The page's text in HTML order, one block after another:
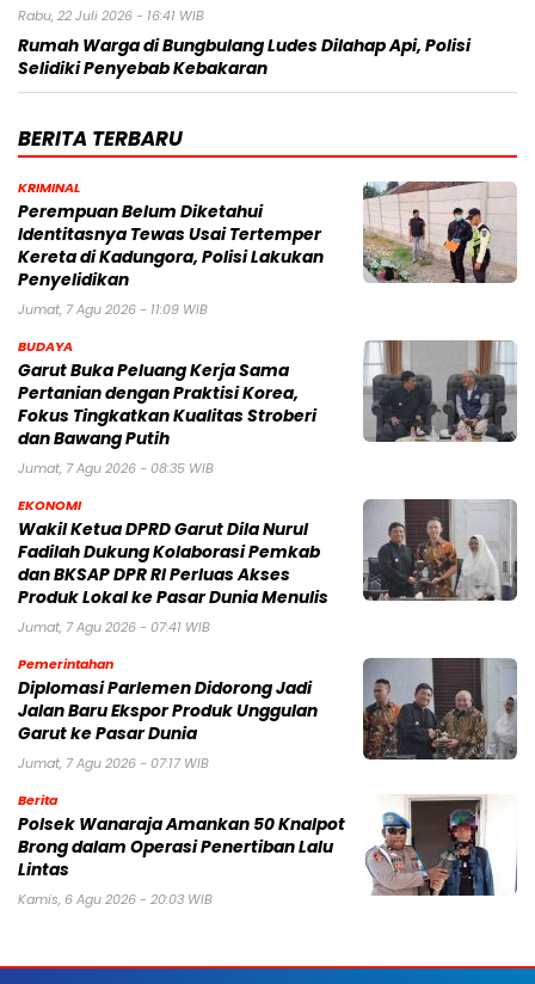
Rabu, 22 Juli 2026 - 16:41 WIB
Rumah Warga di Bungbulang Ludes Dilahap Api, Polisi
Selidiki Penyebab Kebakaran
BERITA TERBARU
KRIMINAL
Perempuan Belum Diketahui
Identitasnya Tewas Usai Tertemper
Kereta di Kadungora, Polisi Lakukan
Penyelidikan
Jumat, 7 Agu 2026 - 11:09 WIB
BUDAYA
Garut Buka Peluang Kerja Sama
Pertanian dengan Praktisi Korea,
Fokus Tingkatkan Kualitas Stroberi
dan Bawang Putih
Jumat, 7 Agu 2026 - 08:35 WIB
EKONOMI
Wakil Ketua DPRD Garut Dila Nurul
Fadilah Dukung Kolaborasi Pemkab
dan BKSAP DPR RI Perluas Akses
Produk Lokal ke Pasar Dunia Menulis
Jumat, 7 Agu 2026 - 07:41 WIB
Pemerintahan
Diplomasi Parlemen Didorong Jadi
Jalan Baru Ekspor Produk Unggulan
Garut ke Pasar Dunia
Jumat, 7 Agu 2026 - 07:17 WIB
Berita
Polsek Wanaraja Amankan 50 Knalpot
Brong dalam Operasi Penertiban Lalu
Lintas
Kamis, 6 Agu 2026 - 20:03 WIB